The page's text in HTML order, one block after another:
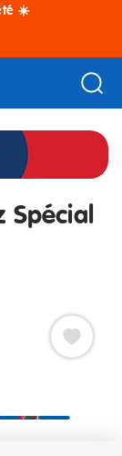
☀️
Spécial